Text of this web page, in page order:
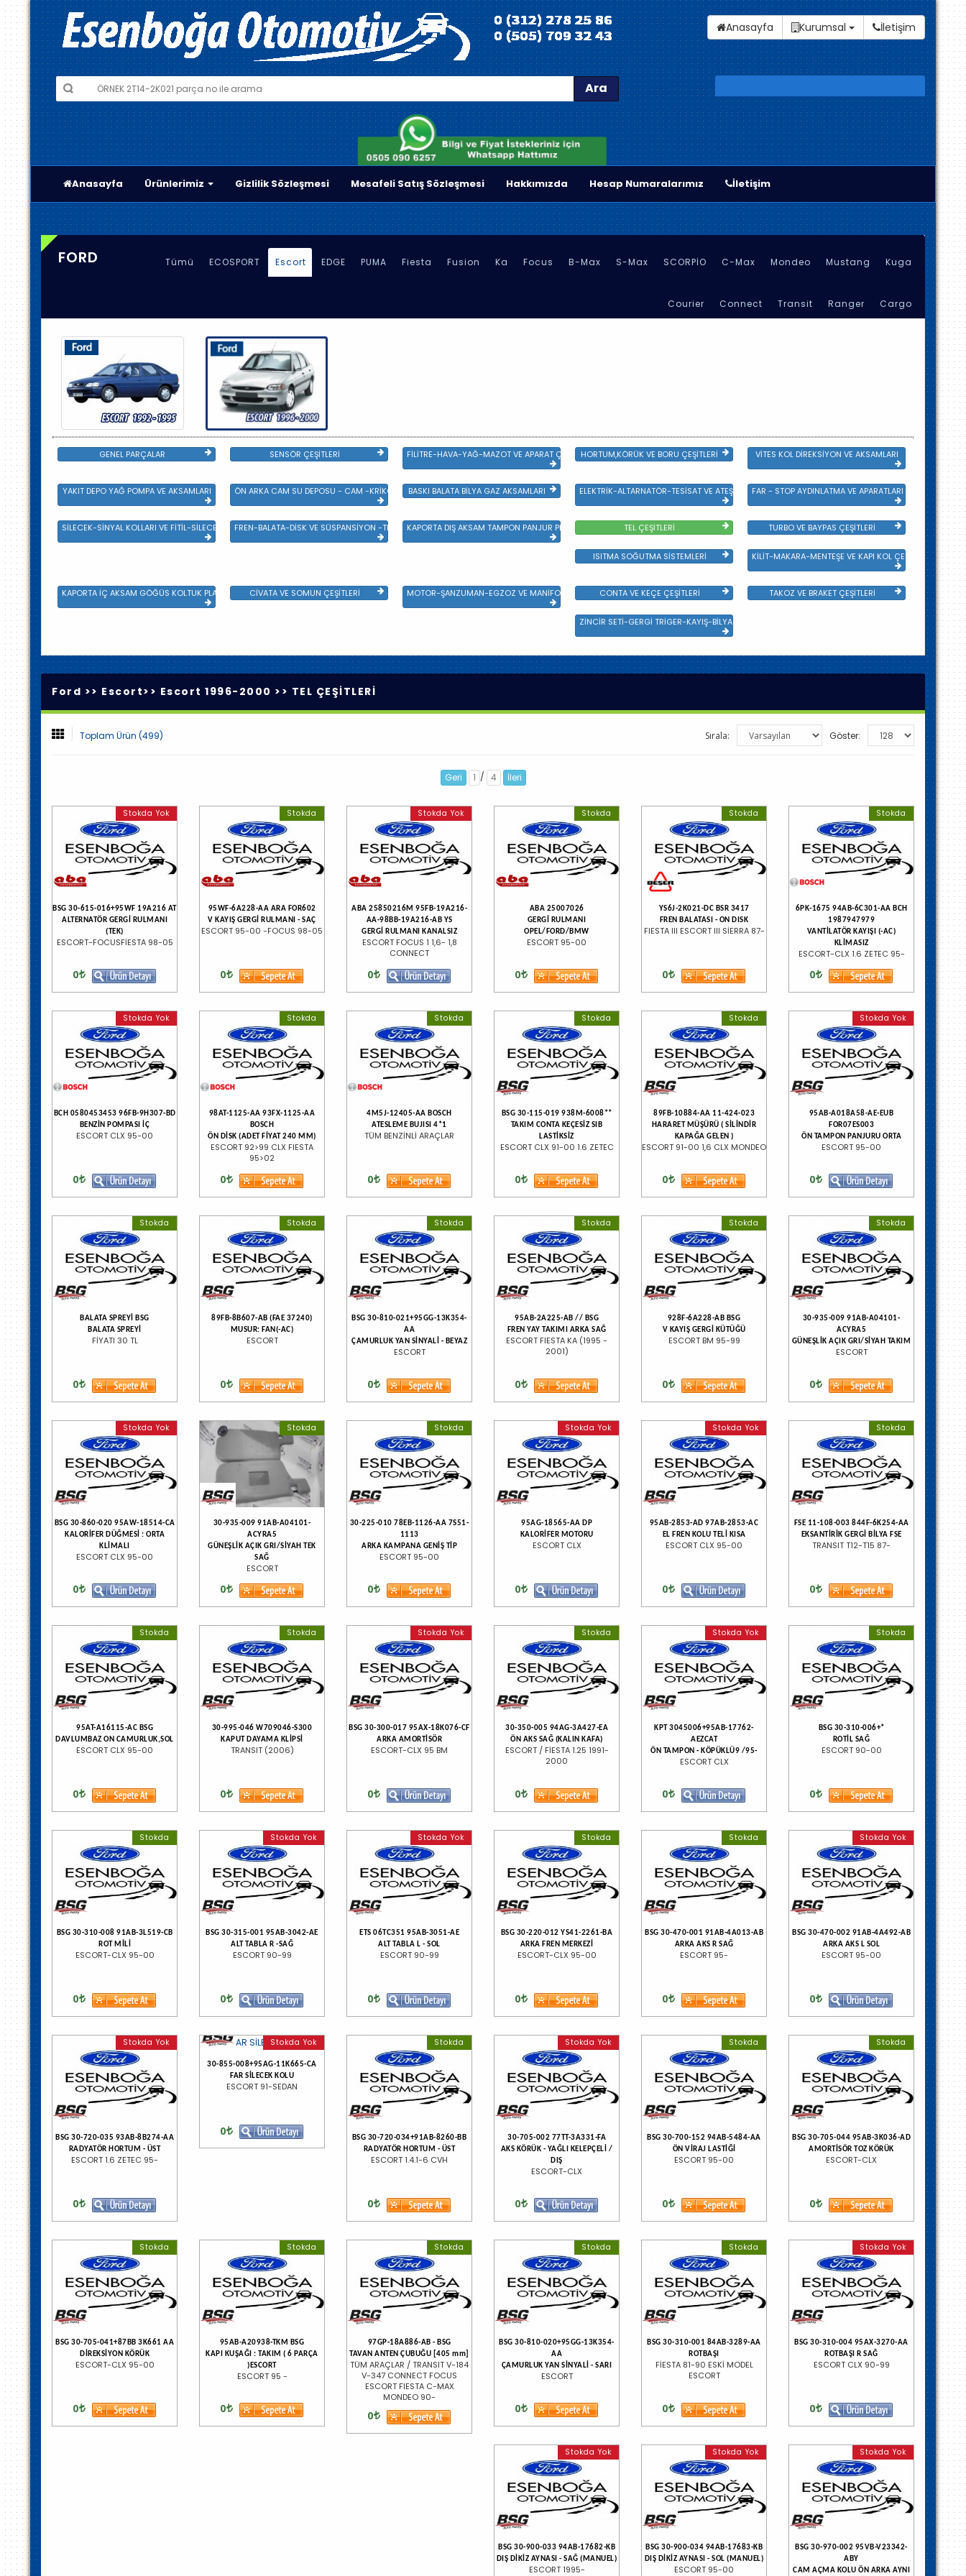
Anasayfa Kurumsal İletişim
Ara
Anasayfa Ürünlerimiz Gizlilik Sözleşmesi Mesafeli Satış Sözleşmesi Hakkımızda Hesap Numaralarımız İletişim
FORD Tümü ECOSPORT Escort EDGE PUMA Fiesta Fusion Ka Focus B-Max S-Max SCORPİO C-Max Mondeo Mustang Kuga
Courier Connect Transit Ranger Cargo
GENEL PARÇALAR SENSÖR ÇEŞİTLERİ FİLİTRE-HAVA-YAĞ-MAZOT VE APARAT ÇEŞİTLERİHORTUM,KÖRÜK VE BORU ÇEŞİTLERİ VİTES KOL DİREKSİYON VE AKSAMLARI
YAKIT DEPO YAĞ POMPA VE AKSAMLARI ÖN ARKA CAM SU DEPOSU - CAM -KRİKO VE AYNA ÇEŞİTLERBASKI BALATA BİLYA GAZ AKSAMLARI ELEKTRİK-ALTARNATÖR-TESİSAT VE ATEŞLEME GRBFAR - STOP AYDINLATMA VE APARATLARI
SİLECEK-SİNYAL KOLLARI VE FİTİL-SİLECEK ÇEŞİTLERİFREN-BALATA-DİSK VE SÜSPANSİYON -TEKER ÖN-ARKA TAKIM VE YÜRÜYEN AKSAMLAR
KAPORTA DIŞ AKSAM TAMPON PANJUR PLASTİK VE SAC AKSAMTEL ÇEŞİTLERİ TURBO VE BAYPAS ÇEŞİTLERİ
ISITMA SOĞUTMA SİSTEMLERİ KİLİT-MAKARA-MENTEŞE VE KAPI KOL ÇEŞİTLERİ
KAPORTA İÇ AKSAM GÖĞÜS KOLTUK PLASTİK VE SAC AKSAMCİVATA VE SOMUN ÇEŞİTLERİ MOTOR-ŞANZUMAN-EGZOZ VE MANİFOLD CONTA VE KEÇE ÇEŞİTLERİ TAKOZ VE BRAKET ÇEŞİTLERİ
ZİNCİR SETİ-GERGİ TRİGER-KAYIŞ-BİLYA VE DEVİRDAİM
Ford >> Escort>> Escort 1996-2000 >> TEL ÇEŞİTLERİ
Toplam Ürün (499) Göster:
Sırala:
Geri 1 / 4 İleri
Stokda Yok
BSG 30-615-016+95WF 19A216 AT
ALTERNATÖR GERGİ RULMANI
(TEK)
ESCORT-FOCUSFİESTA 98-05
0
Stokda
95WF-6A228-AA ARA FOR602
V KAYIŞ GERGİ RULMANI - SAÇ
ESCORT 95-00 -FOCUS 98-05
0
Stokda Yok
ABA 25850216M 95FB-19A216-
AA-98BB-19A216-AB YS
GERGİ RULMANI KANALSIZ
ESCORT FOCUS 1 1,6- 1,8
CONNECT
0
Stokda
ABA 25007026
GERGİ RULMANI
OPEL/FORD/BMW
ESCORT 95-00
0
Stokda
YS6J-2K021-DC BSR 3417
FREN BALATASI - ON DISK
FIESTA III ESCORT III SİERRA 87-
0
Stokda
6PK-1675 94AB-6C301-AA BCH
1987947979
VANTİLATÖR KAYIŞI (-AC)
KLİMASIZ
ESCORT-CLX 1.6 ZETEC 95-
0
Stokda Yok
BCH 0580453453 96FB-9H307-BD
BENZİN POMPASI İÇ
ESCORT CLX 95-00
0
Stokda
98AT-1125-AA 93FX-1125-AA
BOSCH
ÖN DİSK (ADET FİYAT 240 MM)
ESCORT 92>99 CLX FIESTA
95>02
0
Stokda
4M5J-12405-AA BOSCH
ATESLEME BUJISI 4*1
TÜM BENZİNLİ ARAÇLAR
0
Stokda
BSG 30-115-019 938M-6008**
TAKIM CONTA KEÇESİZ SIB
LASTİKSİZ
ESCORT CLX 91-00 1.6 ZETEC
0
Stokda
89FB-10884-AA 11-424-023
HARARET MÜŞÜRÜ ( SİLİNDİR
KAPAĞA GELEN )
ESCORT 91-00 1,6 CLX MONDEO
0
Stokda Yok
95AB-A018A58-AE-EUB
FOR07ES003
ÖN TAMPON PANJURU ORTA
ESCORT 95-00
0
Stokda
BALATA SPREYİ BSG
BALATA SPREYİ
FİYATI 30 TL
0
Stokda
89FB-8B607-AB (FAE 37240)
MUSUR: FAN(-AC)
ESCORT
0
Stokda
BSG 30-810-021+95GG-13K354-
AA
ÇAMURLUK YAN SİNYALİ - BEYAZ
ESCORT
0
Stokda
95AB-2A225-AB // BSG
FREN YAY TAKIMI ARKA SAĞ
ESCORT FIESTA KA (1995 -
2001)
0
Stokda
928F-6A228-AB BSG
V KAYIŞ GERGİ KÜTÜĞÜ
ESCORT BM 95-99
0
Stokda
30-935-009 91AB-A04101-
ACYRA5
GÜNEŞLİK AÇIK GRI/SİYAH TAKIM
ESCORT
0
Stokda Yok
BSG 30-860-020 95AW-18514-CA
KALORİFER DÜĞMESİ : ORTA
KLİMALI
ESCORT CLX 95-00
0
Stokda
30-935-009 91AB-A04101-
ACYRA5
GÜNEŞLİK AÇIK GRI/SİYAH TEK
SAĞ
ESCORT
0
Stokda
30-225-010 78EB-1126-AA 7S51-
1113
ARKA KAMPANA GENİŞ TİP
ESCORT 95-00
0
Stokda Yok
95AG-18565-AA DP
KALORİFER MOTORU
ESCORT CLX
0
Stokda Yok
95AB-2853-AD 97AB-2853-AC
EL FREN KOLU TELİ KISA
ESCORT CLX 95-00
0
Stokda
FSE 11-108-003 844F-6K254-AA
EKSANTİRİK GERGİ BİLYA FSE
TRANSIT T12-T15 87-
0
Stokda
95AT-A16115-AC BSG
DAVLUMBAZ ON CAMURLUK,SOL
ESCORT CLX 95-00
0
Stokda
30-995-046 W709046-S300
KAPUT DAYAMA KLİPSİ
TRANSIT (2006)
0
Stokda Yok
BSG 30-300-017 95AX-18K076-CF
ARKA AMORTİSÖR
ESCORT-CLX 95 BM
0
Stokda
30-350-005 94AG-3A427-EA
ÖN AKS SAĞ (KALIN KAFA)
ESCORT / FİESTA 1.25 1991-
2000
0
Stokda Yok
KPT 3045006+95AB-17762-
AEZCAT
ÖN TAMPON - KÖPÜKLÜ9 /95-
ESCORT CLX
0
Stokda
BSG 30-310-006+*
ROTİL SAĞ
ESCORT 90-00
0
Stokda
BSG 30-310-008 91AB-3L519-CB
ROT MİLİ
ESCORT-CLX 95-00
0
Stokda Yok
BSG 30-315-001 95AB-3042-AE
ALT TABLA R -SAĞ
ESCORT 90-99
0
Stokda Yok
ETS 06TC351 95AB-3051-AE
ALT TABLA L - SOL
ESCORT 90-99
0
Stokda
BSG 30-220-012 YS41-2261-BA
ARKA FREN MERKEZİ
ESCORT-CLX 95-00
0
Stokda
BSG 30-470-001 91AB-4A013-AB
ARKA AKS R SAĞ
ESCORT 95-
0
Stokda Yok
BSG 30-470-002 91AB-4A492-AB
ARKA AKS L SOL
ESCORT 95-00
0
Stokda Yok
BSG 30-720-035 93AB-8B274-AA
RADYATÖR HORTUM - ÜST
ESCORT 1.6 ZETEC 95-
0
Stokda Yok
30-855-008+95AG-11K665-CA
FAR SİLECEK KOLU
ESCORT 91-SEDAN
0
Stokda
BSG 30-720-034+91AB-8260-BB
RADYATÖR HORTUM - ÜST
ESCORT 1.4.1-6 CVH
0
Stokda Yok
30-705-002 77TT-3A331-FA
AKS KÖRÜK - YAĞLI KELEPÇELİ /
DIŞ
ESCORT-CLX
0
Stokda
BSG 30-700-152 94AB-5484-AA
ÖN VİRAJ LASTİĞİ
ESCORT 95-00
0
Stokda
BSG 30-705-044 95AB-3K036-AD
AMORTİSÖR TOZ KÖRÜK
ESCORT-CLX
0
Stokda
BSG 30-705-041+87BB 3K661 AA
DİREKSİYON KÖRÜK
ESCORT-CLX 95-00
0
Stokda
95AB-A20938-TKM BSG
KAPI KUŞAĞI : TAKIM ( 6 PARÇA
)ESCORT
ESCORT 95 -
0
Stokda
97GP-18A886-AB - BSG
TAVAN ANTEN ÇUBUĞU [405 mm]
TÜM ARAÇLAR / TRANSIT V-184
V-347 CONNECT FOCUS
ESCORT FIESTA C-MAX
MONDEO 90-
0
Stokda
BSG 30-810-020+95GG-13K354-
AA
ÇAMURLUK YAN SİNYALİ - SARI
ESCORT
0
Stokda
BSG 30-310-001 84AB-3289-AA
ROTBAŞI
FİESTA 81-90 ESKİ MODEL
ESCORT
0
Stokda Yok
BSG 30-310-004 95AX-3270-AA
ROTBAŞI R SAĞ
ESCORT CLX 90-99
0
Stokda Yok
BSG 30-900-033 94AB-17682-KB
DIŞ DİKİZ AYNASI - SAĞ (MANUEL)
ESCORT 1995-
Stokda Yok
BSG 30-900-034 94AB-17683-KB
DIŞ DİKİZ AYNASI - SOL (MANUEL)
ESCORT 95-00
Stokda Yok
BSG 30-970-002 95VB-V23342-
ABY
CAM AÇMA KOLU ÖN ARKA AYNI